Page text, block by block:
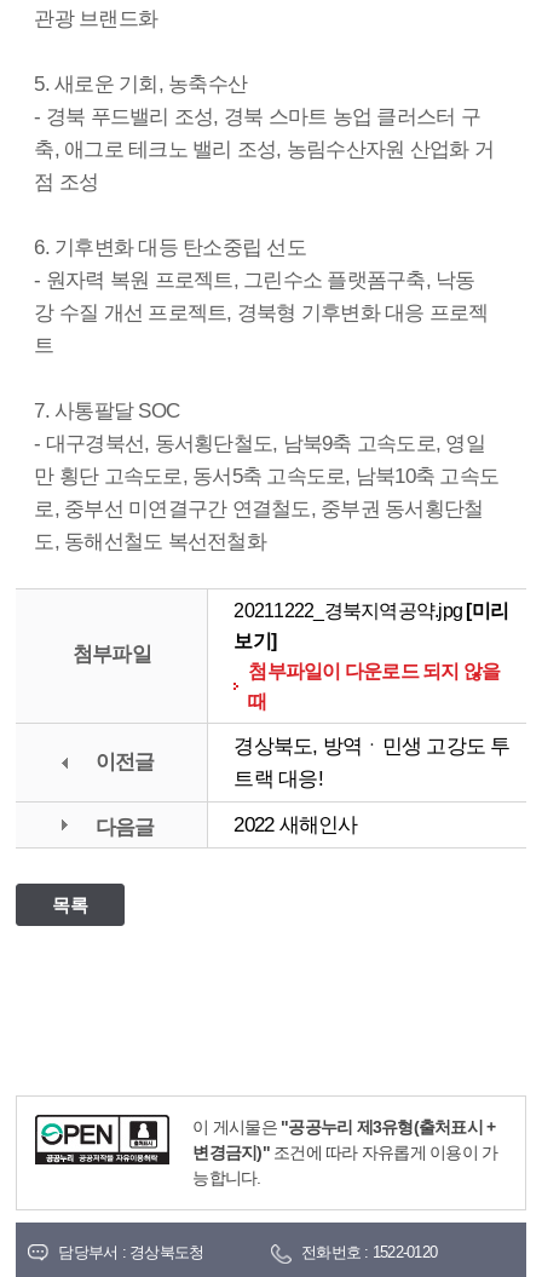
관광 브랜드화
5. 새로운 기회, 농축수산
- 경북 푸드밸리 조성, 경북 스마트 농업 클러스터 구
축, 애그로 테크노 밸리 조성, 농림수산자원 산업화 거
점 조성
6. 기후변화 대등 탄소중립 선도
- 원자력 복원 프로젝트, 그린수소 플랫폼구축, 낙동
강 수질 개선 프로젝트, 경북형 기후변화 대응 프로젝
트
7. 사통팔달 SOC
- 대구경북선, 동서횡단철도, 남북9축 고속도로, 영일
만 횡단 고속도로, 동서5축 고속도로, 남북10축 고속도
로, 중부선 미연결구간 연결철도, 중부권 동서횡단철
도, 동해선철도 복선전철화
첨부파일
20211222_경북지역공약.jpg [미리
보기]
첨부파일이 다운로드 되지 않을
때
이전글
경상북도, 방역ㆍ민생 고강도 투
트랙 대응!
다음글 2022 새해인사
목록
이 게시물은 "공공누리 제3유형(출처표시 +
변경금지)"조건에 따라 자유롭게 이용이 가
능합니다.
담당부서 : 경상북도청 전화번호 : 1522-0120